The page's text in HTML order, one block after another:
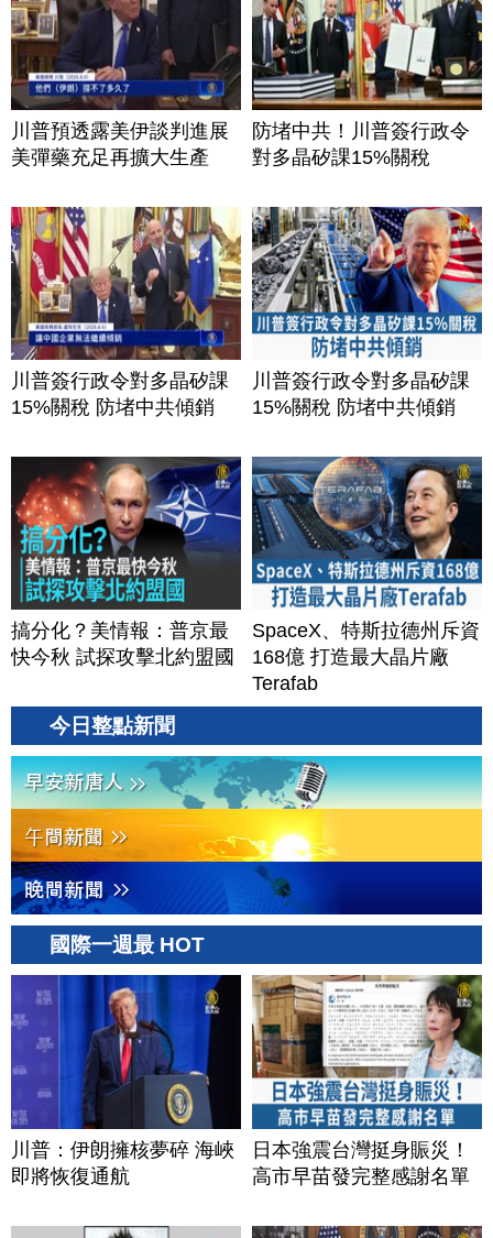
川普預透露美伊談判進展
美彈藥充足再擴大生產
防堵中共！川普簽行政令
對多晶矽課15%關稅
川普簽行政令對多晶矽課
15%關稅 防堵中共傾銷
川普簽行政令對多晶矽課
15%關稅 防堵中共傾銷
搞分化？美情報：普京最
快今秋 試探攻擊北約盟國
SpaceX、特斯拉德州斥資
168億 打造最大晶片廠
Terafab
今日整點新聞
國際一週最 HOT
川普：伊朗擁核夢碎 海峽
即將恢復通航
日本強震台灣挺身賑災！
高市早苗發完整感謝名單